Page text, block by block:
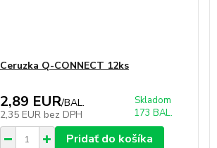
Ceruzka Q-CONNECT 12ks
2,89 EUR/BAL.
2,35 EUR bez DPH
Skladom
173 BAL.
Pridať do košíka